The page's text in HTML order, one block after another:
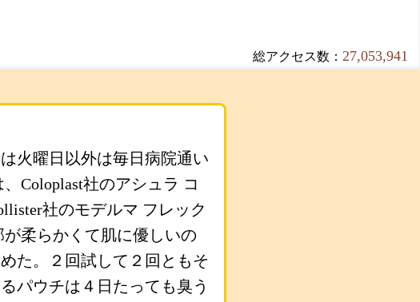
総アクセス数： 27,053,941
火曜日以外は毎日病院通い
Coloplast社のアシュラ コ
社のモデルマ フレック
柔らかくて肌に優しいの
た。２回試して２回ともそ
パウチは４日たっても臭う